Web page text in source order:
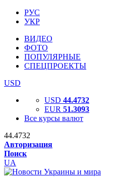
РУС
УКР
ВИДЕО
ФОТО
ПОПУЛЯРНЫЕ
СПЕЦПРОЕКТЫ
USD
USD 44.4732
EUR 51.3093
Все курсы валют
44.4732
Авторизация
Поиск
UA